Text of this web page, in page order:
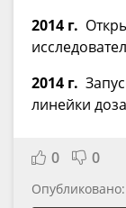
2014 г.
2014 г.
линейки
0 0
Опубликовано: